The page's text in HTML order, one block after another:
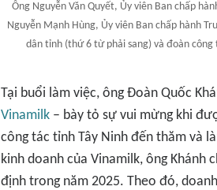
Ông Nguyễn Văn Quyết, Ủy viên Ban chấp
Nguyễn Mạnh Hùng, Ủy viên Ban chấp hành
dân tỉnh (thứ 6 từ phải sang) và đoàn
Tại buổi làm việc, ông Đoàn Quốc
Vinamilk – bày tỏ sự vui mừng khi
công tác tỉnh Tây Ninh đến thăm và
kinh doanh của Vinamilk, ông
định trong năm 2025. Theo đó,